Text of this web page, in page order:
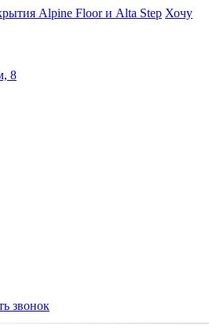
Alpine Floor и Alta Step Хочу
8
звонок